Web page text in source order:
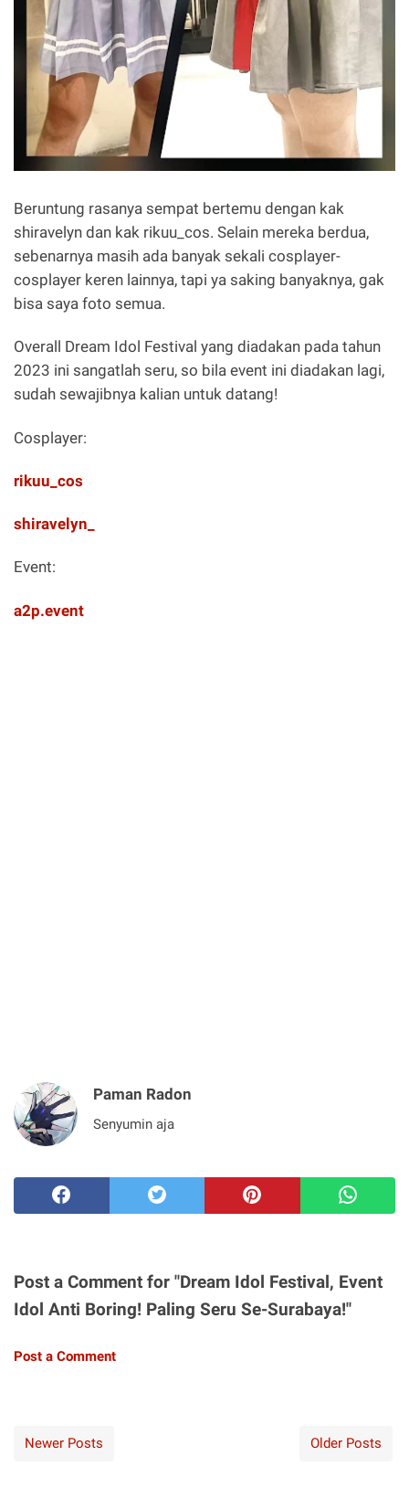
Beruntung rasanya sempat bertemu dengan kak
shiravelyn dan kak rikuu_cos. Selain mereka berdua,
sebenarnya masih ada banyak sekali cosplayer-
cosplayer keren lainnya, tapi ya saking banyaknya, gak
bisa saya foto semua.
Overall Dream Idol Festival yang diadakan pada tahun
2023 ini sangatlah seru, so bila event ini diadakan lagi,
sudah sewajibnya kalian untuk datang!
Cosplayer:
rikuu_cos
shiravelyn_
Event:
a2p.event
Paman Radon
Senyumin aja
Post a Comment for "Dream Idol Festival, Event
Idol Anti Boring! Paling Seru Se-Surabaya!"
Post a Comment
Newer Posts Older Posts